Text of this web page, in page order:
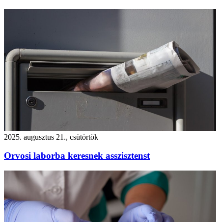
2025. augusztus 21., csütörtök
Orvosi laborba keresnek asszisztenst